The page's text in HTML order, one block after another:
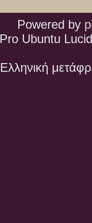
Powered by
Pro Ubuntu
Ελληνική